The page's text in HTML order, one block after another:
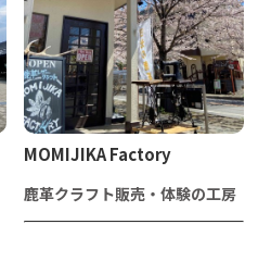
MOMIJIKA Factory
鹿革クラフト販売・体験の工房